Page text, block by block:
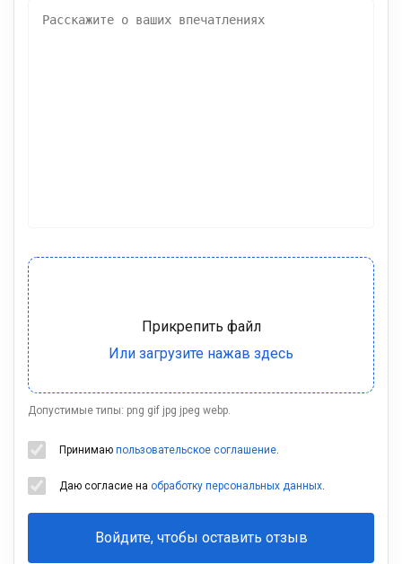
Допустимые типы: png gif jpg jpeg webp.
Принимаю пользовательское соглашение.
Даю согласие на обработку персональных данных.
Войдите, чтобы оставить отзыв